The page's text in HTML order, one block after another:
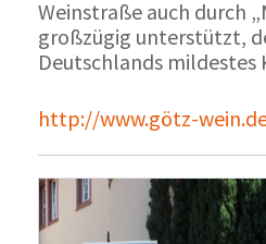
Weinstraße auch durch
großzügig unterstützt,
Deutschlands mildestes
http://www.götz-